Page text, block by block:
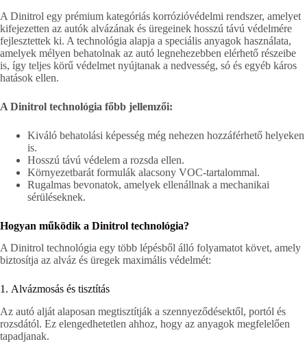
A Dinitrol egy prémium kategóriás korrózióvédelmi rendszer, amelyet
kifejezetten az autók alvázának és üregeinek hosszú távú védelmére
fejlesztettek ki. A technológia alapja a speciális anyagok használata,
amelyek mélyen behatolnak az autó legnehezebben elérhető részeibe
is, így teljes körű védelmet nyújtanak a nedvesség, só és egyéb káros
hatások ellen.
A Dinitrol technológia főbb jellemzői:
Kiváló behatolási képesség még nehezen hozzáférhető helyeken
is.
Hosszú távú védelem a rozsda ellen.
Környezetbarát formulák alacsony VOC-tartalommal.
Rugalmas bevonatok, amelyek ellenállnak a mechanikai
sérüléseknek.
Hogyan működik a Dinitrol technológia?
A Dinitrol technológia egy több lépésből álló folyamatot követ, amely
biztosítja az alváz és üregek maximális védelmét:
1. Alvázmosás és tisztítás
Az autó alját alaposan megtisztítják a szennyeződésektől, portól és
rozsdától. Ez elengedhetetlen ahhoz, hogy az anyagok megfelelően
tapadjanak.